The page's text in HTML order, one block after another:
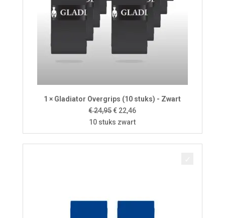
1 × Gladiator Overgrips (10 stuks) - Zwart
€24,95Oorspronkelijke
prijs
was:
€ 24,95.
€ 22,46Huidige
is:
€ 22,46.
10 stuks zwart